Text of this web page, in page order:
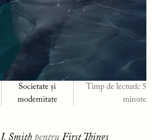
Societate și
modernitate
Timp de lectură: 5
minute
J. Smithpentru First Things